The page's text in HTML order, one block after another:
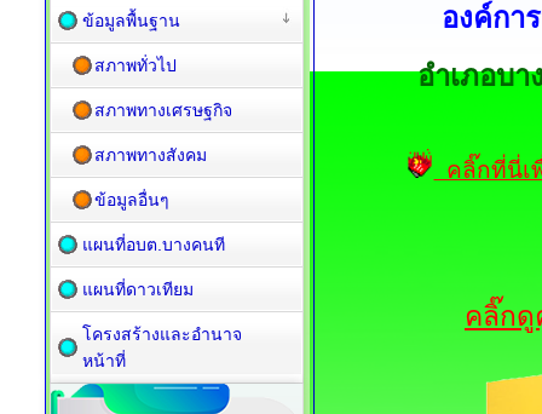
องค์กา
อำเภอบ
คลิ๊กที่นี่เ
คลิ๊ก
ข้อมูลพื้นฐาน
สภาพทั่วไป
สภาพทางเศรษฐกิจ
สภาพทางสังคม
ข้อมูลอื่นๆ
แผนที่อบต.บางคนที
แผนที่ดาวเทียม
โครงสร้างและอำนาจ
หน้าที่